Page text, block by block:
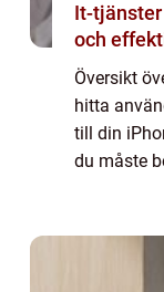
It-
och
Översikt
hitta
till din
du måste